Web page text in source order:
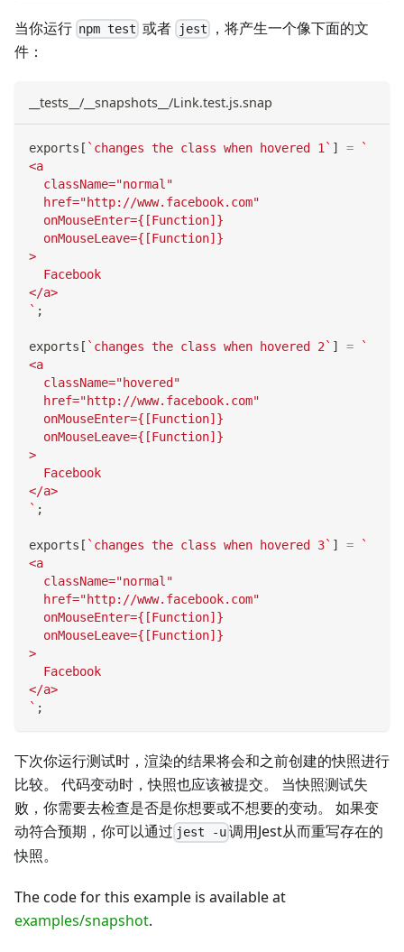
当你运行 npm test 或者 jest ，将产生一个像下面的文
件：
__tests__/__snapshots__/Link.test.js.snap
exports [ ` changes the class when hovered 1` ] =
`
<a
  className="normal"
  href="http://www.facebook.com"
  onMouseEnter={[Function]}
  onMouseLeave={[Function]}
>
  Facebook
</a>
` ;
exports [ ` changes the class when hovered 2` ] =
`
<a
  className="hovered"
  href="http://www.facebook.com"
  onMouseEnter={[Function]}
  onMouseLeave={[Function]}
>
  Facebook
</a>
` ;
exports [ ` changes the class when hovered 3` ] =
`
<a
  className="normal"
  href="http://www.facebook.com"
  onMouseEnter={[Function]}
  onMouseLeave={[Function]}
>
  Facebook
</a>
` ;
下次你运行测试时，渲染的结果将会和之前创建的快照进行
比较。 代码变动时，快照也应该被提交。 当快照测试失
败，你需要去检查是否是你想要或不想要的变动。 如果变
动符合预期，你可以通过 jest -u 调用Jest从而重写存在的
快照。
The code for this example is available at
examples/snapshot.